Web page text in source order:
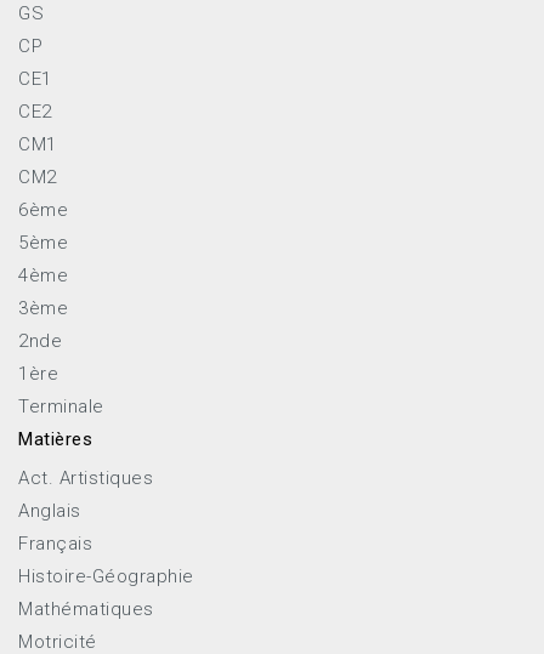
GS
CP
CE1
CE2
CM1
CM2
6ème
5ème
4ème
3ème
2nde
1ère
Terminale
Matières
Act. Artistiques
Anglais
Français
Histoire-Géographie
Mathématiques
Motricité